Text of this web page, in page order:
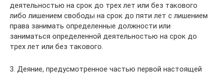
деятельностью на срок до трех лет или без такового
либо лишением свободы на срок до пяти лет с лишением
права занимать определенные должности или
заниматься определенной деятельностью на срок до
трех лет или без такового.
3. Деяние, предусмотренное частью первой настоящей